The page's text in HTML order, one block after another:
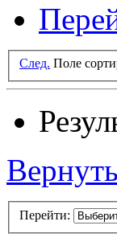
След. Поле
Перейти: